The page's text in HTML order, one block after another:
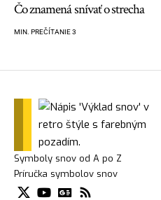
Čo znamená snívať o strecha
MIN. PREČÍTANIE 3
Symboly snov od A po Z
Príručka symbolov snov